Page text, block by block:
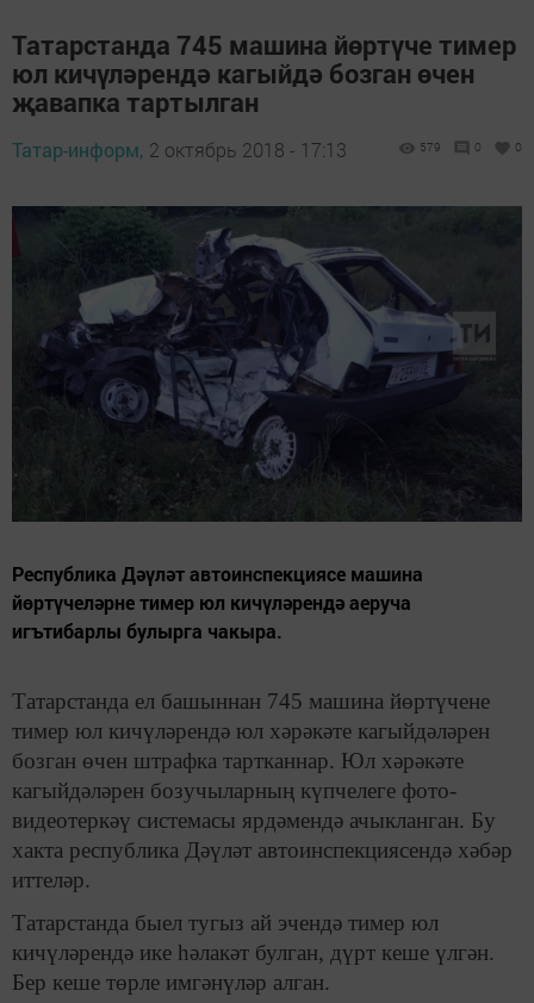
Татарстанда 745 машина йөртүче тимер
юл кичүләрендә кагыйдә бозган өчен
җавапка тартылган
Татар-информ, 2 октябрь 2018 - 17:13 579 0 0
Республика Дәүләт автоинспекциясе машина
йөртүчеләрне тимер юл кичүләрендә аеруча
игътибарлы булырга чакыра.
Татарстанда ел башыннан 745 машина йөртүчене
тимер юл кичүләрендә юл хәрәкәте кагыйдәләрен
бозган өчен штрафка тартканнар. Юл хәрәкәте
кагыйдәләрен бозучыларның күпчелеге фото-
видеотеркәү системасы ярдәмендә ачыкланган. Бу
хакта республика Дәүләт автоинспекциясендә хәбәр
иттеләр.
Татарстанда быел тугыз ай эчендә тимер юл
кичүләрендә ике һәлакәт булган, дүрт кеше үлгән.
Бер кеше төрле имгәнүләр алган.